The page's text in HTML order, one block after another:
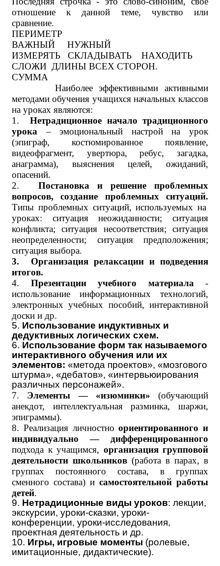
отношение к данной теме, чувство или
сравнение.
ПЕРИМЕТР
ВАЖНЫЙ НУЖНЫЙ
ИЗМЕРЯТЬ СКЛАДЫВАТЬ НАХОДИТЬ
СЛОЖИ ДЛИНЫ ВСЕХ СТОРОН.
СУММА
Наиболее эффективными активными
методами обучения учащихся начальных классов
на уроках являются:
1.
Нетрадиционное начало традиционного
урока – эмоциональный настрой на урок
(эпиграф, костюмированное появление,
видеофрагмент, увертюра, ребус, загадка,
анаграмма), выяснения целей, ожиданий,
опасений.
2.
Постановка и решение проблемных
вопросов, создание проблемных ситуаций.
Типы проблемных ситуаций, используемых на
уроках: ситуация неожиданности; ситуация
конфликта; ситуация несоответствия; ситуация
неопределенности; ситуация предположения;
ситуация выбора.
3.
Организация релаксации и подведения
итогов.
4. Презентации учебного материала -
использование информационных технологий,
электронных учебных пособий, интерактивной
доски и др.
5. Использование индуктивных и
дедуктивных логических схем.
6. Использование форм так называемого
интерактивного обучения или их
элементов: «метода проектов», «мозгового
штурма», «дебатов», «интервьюирования
различных персонажей».
7. Элементы — «изюминки» (обучающий
анекдот, интеллектуальная разминка, шаржи,
эпиграммы).
8. Реализация личностноориентированного и
индивидуально — дифференцированного
подхода к учащимся, организация групповой
деятельности школьников (работа в парах, в
группах постоянного состава, в группах
сменного состава) и самостоятельной работы
детей.
9. Нетрадиционные виды уроков: лекции,
экскурсии, уроки-сказки, уроки-
конференции, уроки-исследования,
проектная деятельность и др.
10. Игры, игровые моменты (ролевые,
имитационные, дидактические).